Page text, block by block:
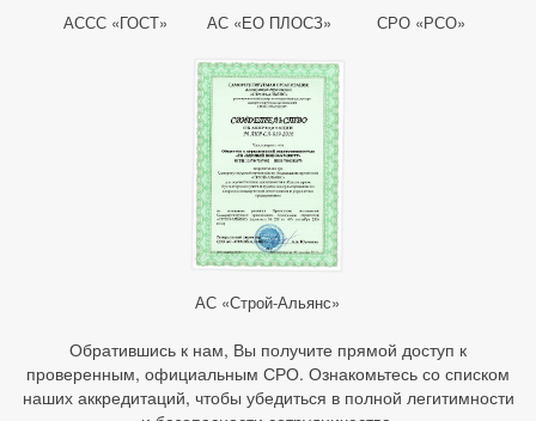
АССС «ГОСТ» АС «ЕО ПЛОСЗ» СРО «РСО»
АС «Строй-Альянс»
Обратившись к нам, Вы получите прямой доступ к
проверенным, официальным СРО. Ознакомьтесь со списком
наших аккредитаций, чтобы убедиться в полной легитимности